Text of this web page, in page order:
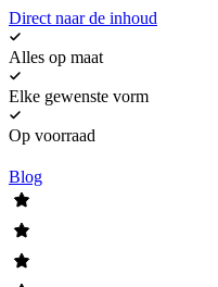
Direct naar de inhoud
Alles op maat
Elke gewenste vorm
Op voorraad
Blog